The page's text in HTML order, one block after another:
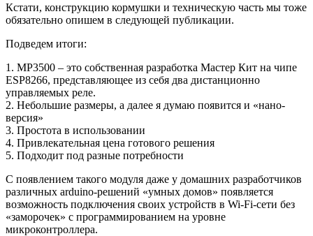
Кстати, конструкцию кормушки и техническую часть мы тоже
обязательно опишем в следующей публикации.
Подведем итоги:
1. МР3500 – это собственная разработка Мастер Кит на чипе
ESP8266, представляющее из себя два дистанционно
управляемых реле.
2. Небольшие размеры, а далее я думаю появится и «нано-
версия»
3. Простота в использовании
4. Привлекательная цена готового решения
5. Подходит под разные потребности
С появлением такого модуля даже у домашних разработчиков
различных arduino-решений «умных домов» появляется
возможность подключения своих устройств в Wi-Fi-сети без
«заморочек» с программированием на уровне
микроконтроллера.